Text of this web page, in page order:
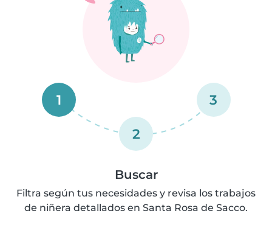
1
2
3
Buscar
Filtra según tus necesidades y revisa los trabajos
de niñera detallados en Santa Rosa de Sacco.